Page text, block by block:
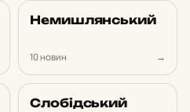
Не­миш­лян­ський
10 новин →
Сло­бід­ський